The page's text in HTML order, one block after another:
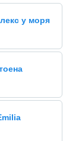
у моря